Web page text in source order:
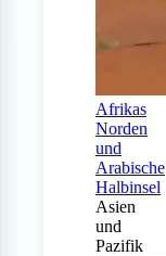
Afrikas
Norden
und
Arabische
Halbinsel
Asien
und
Pazifik